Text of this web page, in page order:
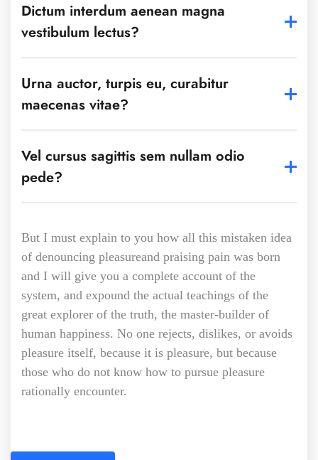
Dictum interdum aenean magna
vestibulum lectus?
Urna auctor, turpis eu, curabitur
maecenas vitae?
Vel cursus sagittis sem nullam odio
pede?
But I must explain to you how all this mistaken idea
of denouncing pleasureand praising pain was born
and I will give you a complete account of the
system, and expound the actual teachings of the
great explorer of the truth, the master-builder of
human happiness. No one rejects, dislikes, or avoids
pleasure itself, because it is pleasure, but because
those who do not know how to pursue pleasure
rationally encounter.